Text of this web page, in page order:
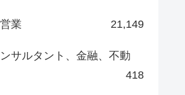
業 21,149
サルタント、金融、不動
418